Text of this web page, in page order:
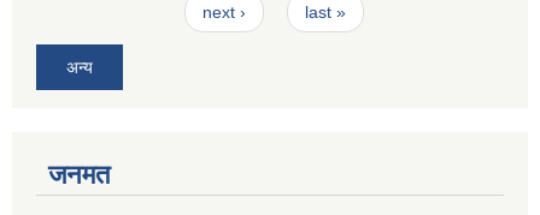
next › last »
अन्य
जनमत